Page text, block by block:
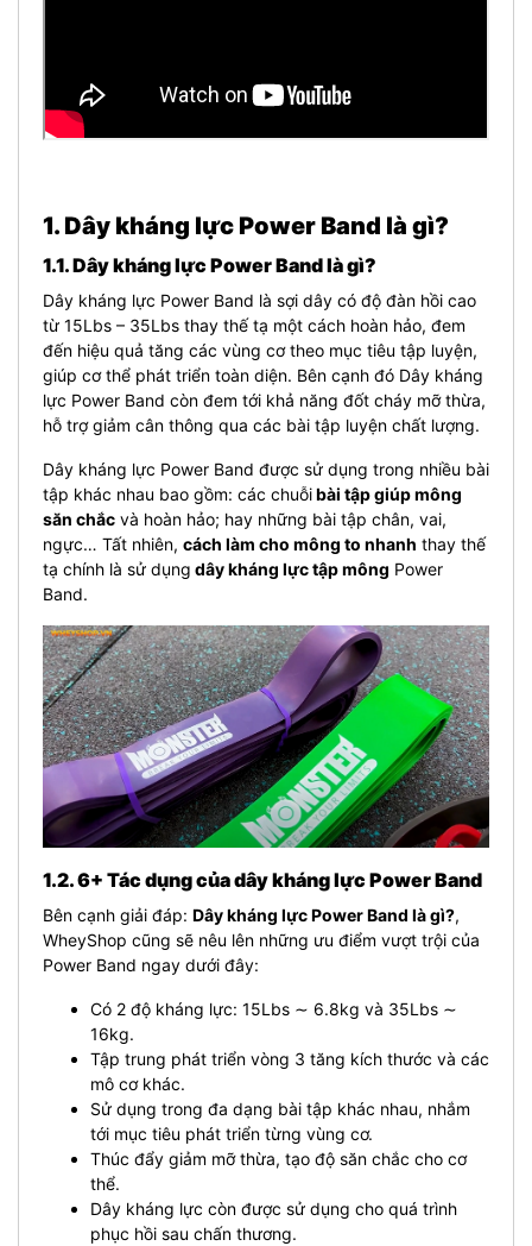
1. Dây kháng lực Power Band là gì?
1.1. Dây kháng lực Power Band là gì?
Dây kháng lực Power Band là sợi dây có độ đàn hồi cao
từ 15Lbs – 35Lbs thay thế tạ một cách hoàn hảo, đem
đến hiệu quả tăng các vùng cơ theo mục tiêu tập luyện,
giúp cơ thể phát triển toàn diện. Bên cạnh đó Dây kháng
lực Power Band còn đem tới khả năng đốt cháy mỡ thừa,
hỗ trợ giảm cân thông qua các bài tập luyện chất lượng.
Dây kháng lực Power Band được sử dụng trong nhiều bài
tập khác nhau bao gồm: các chuỗibài tập giúp mông
săn chắc và hoàn hảo; hay những bài tập chân, vai,
ngực… Tất nhiên, cách làm cho mông to nhanh thay thế
tạ chính là sử dụng dây kháng lực tập mông Power
Band.
1.2. 6+ Tác dụng của dây kháng lực Power Band
Bên cạnh giải đáp: Dây kháng lực Power Band là gì?,
WheyShop cũng sẽ nêu lên những ưu điểm vượt trội của
Power Band ngay dưới đây:
Có 2 độ kháng lực: 15Lbs ∼ 6.8kg và 35Lbs ∼
16kg.
Tập trung phát triển vòng 3 tăng kích thước và các
mô cơ khác.
Sử dụng trong đa dạng bài tập khác nhau, nhắm
tới mục tiêu phát triển từng vùng cơ.
Thúc đẩy giảm mỡ thừa, tạo độ săn chắc cho cơ
thể.
Dây kháng lực còn được sử dụng cho quá trình
phục hồi sau chấn thương.